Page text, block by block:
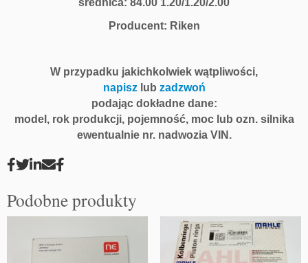
Producent: Riken
W przypadku jakichkolwiek wątpliwości,
napiszlub zadzwoń
podając dokładne dane:
model, rok produkcji, pojemność, moc lub ozn. silnika
ewentualnie nr. nadwozia VIN.
Podobne produkty